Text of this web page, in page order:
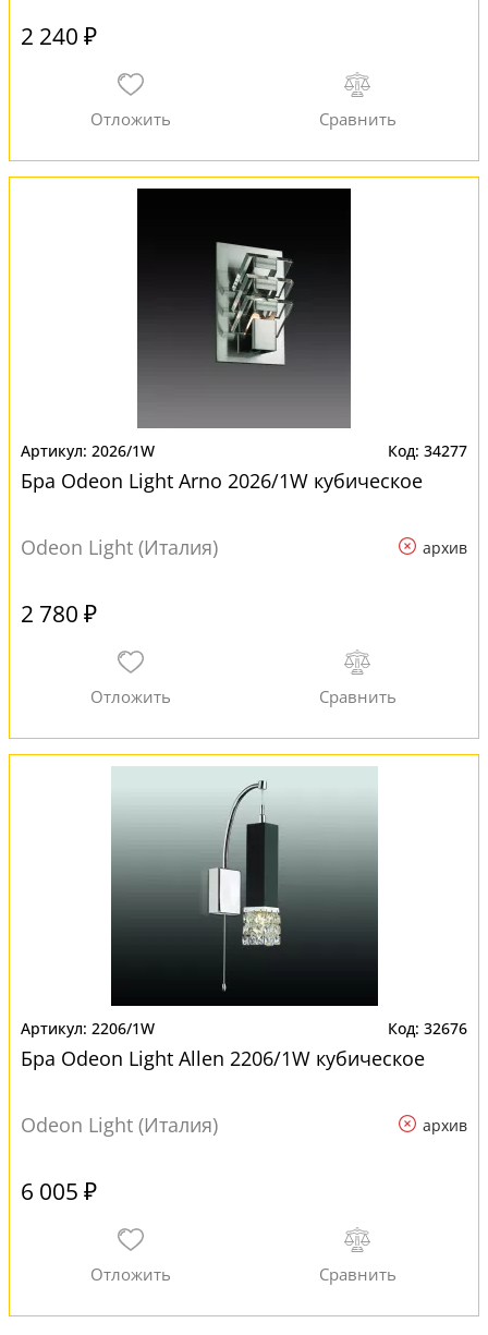
2 240 ₽
2026/1W 34277
Бра Odeon Light Arno 2026/1W кубическое
Odeon Light (Италия) архив
2 780 ₽
2206/1W 32676
Бра Odeon Light Allen 2206/1W кубическое
Odeon Light (Италия) архив
6 005 ₽